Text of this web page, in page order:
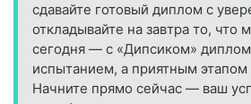
сдавайте готовый диплом с
откладывайте на завтра то, что
сегодня — с «Дипсиком»
испытанием, а приятным
Начните прямо сейчас — ваш